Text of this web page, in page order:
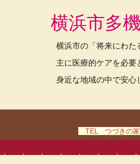
横浜市多
横浜市の「将来にわた
主に医療的ケアを必
身近な地域の中で安心
TEL つづきの